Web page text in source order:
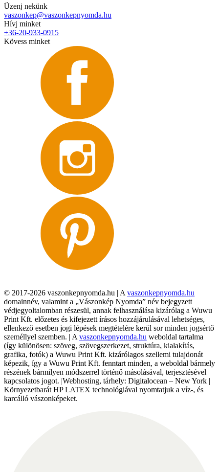
Üzenj nekünk
vaszonkep@vaszonkepnyomda.hu
Hívj minket
+36-20-933-0915
Kövess minket
© 2017-2026 vaszonkepnyomda.hu | A vaszonkepnyomda.hu
domainnév, valamint a „Vászonkép Nyomda” név bejegyzett
védjegyoltalomban részesül, annak felhasználása kizárólag a Wuwu
Print Kft. előzetes és kifejezett írásos hozzájárulásával lehetséges,
ellenkező esetben jogi lépések megtételére kerül sor minden jogsértő
személlyel szemben. | A vaszonkepnyomda.hu weboldal tartalma
(így különösen: szöveg, szövegszerkezet, struktúra, kialakítás,
grafika, fotók) a Wuwu Print Kft. kizárólagos szellemi tulajdonát
képezik, így a Wuwu Print Kft. fenntart minden, a weboldal bármely
részének bármilyen módszerrel történő másolásával, terjesztésével
kapcsolatos jogot. |Webhosting, tárhely: Digitalocean – New York |
Környezetbarát HP LATEX technológiával nyomtatjuk a víz-, és
karcálló vászonképeket.